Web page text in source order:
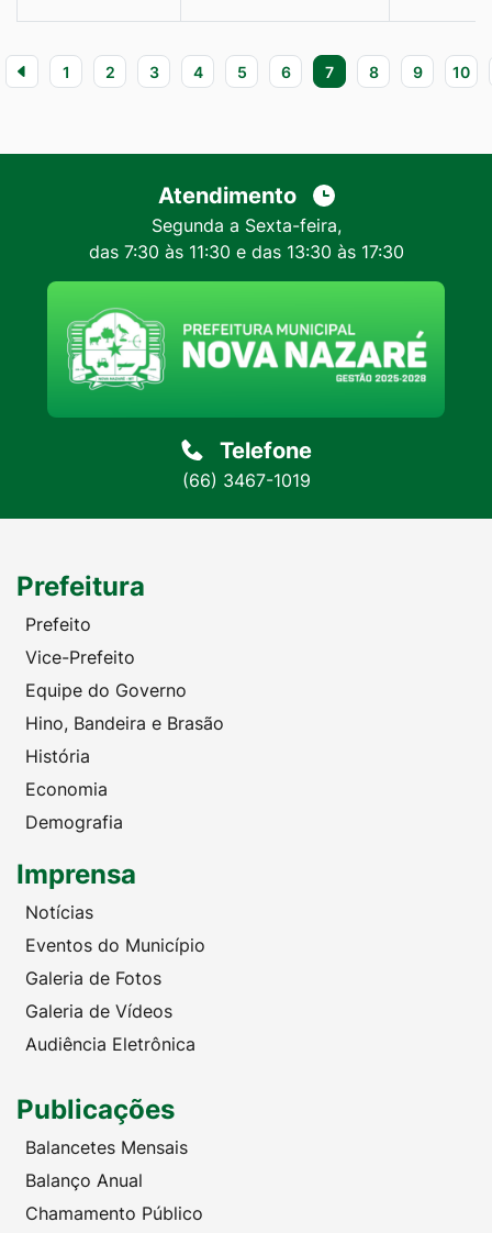
1 2 3 4 5 6 7 8 9 10
Atendimento
Segunda a Sexta-feira,
das 7:30 às 11:30 e das 13:30 às 17:30
Telefone
(66) 3467-1019
Prefeitura
Prefeito
Vice-Prefeito
Equipe do Governo
Hino, Bandeira e Brasão
História
Economia
Demografia
Imprensa
Notícias
Eventos do Município
Galeria de Fotos
Galeria de Vídeos
Audiência Eletrônica
Publicações
Balancetes Mensais
Balanço Anual
Chamamento Público